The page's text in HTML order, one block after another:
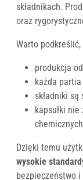
składnikach.
oraz
Warto podkreślić,
produkcja
każda
składniki
kapsułki
chemicznych
Dzięki temu
wysokie
bezpieczeństwo